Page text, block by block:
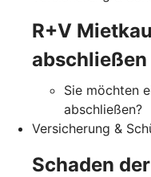
R+V
abschließen
Sie möchten
abschließen?
Versicherung &
Schaden